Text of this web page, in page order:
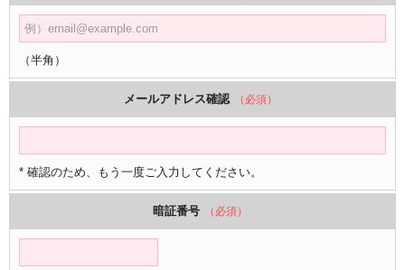
（半角）
メールアドレス確認 （必須）
* 確認のため、もう一度ご入力してください。
暗証番号 （必須）